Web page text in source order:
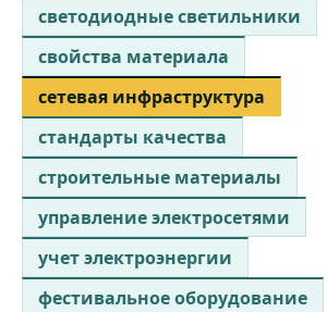
светодиодные светильники
свойства материала
сетевая инфраструктура
стандарты качества
строительные материалы
управление электросетями
учет электроэнергии
фестивальное оборудование